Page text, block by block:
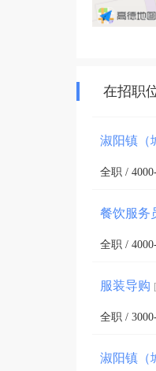
在招职
淑阳镇（
全职 /
餐饮服务
全职 /
服装导购
全职 /
淑阳镇（